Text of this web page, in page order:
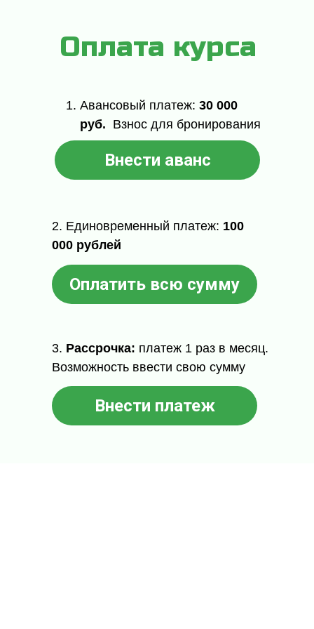
Авансовый платеж: 30 000
руб. Взнос для бронирования
места
2. Единовременный платеж: 100
000 рублей
3. Рассрочка: платеж 1 раз в месяц.
Возможность ввести свою сумму
Оплата курса
Внести аванс
Оплатить всю сумму
Внести платеж